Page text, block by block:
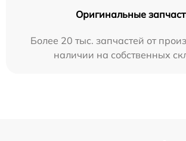
Оригинальные
Более 20 тыс. запчастей от
наличии на собственных